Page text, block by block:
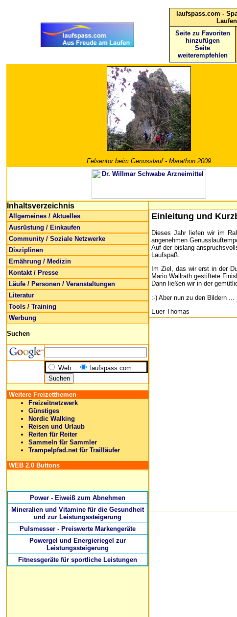
laufspass.com -
Seite zu Favoriten
hinzufügen
Seite
weiterempfehlen
Felsentor beim Genusslauf - Marathon 2009
Inhaltsverzeichnis
Allgemeines / Aktuelles
Ausrüstung / Einkaufen
Community / Soziale Netzwerke
Disziplinen
Ernährung / Medizin
Kontakt / Presse
Läufe / Personen / Veranstaltungen
Literatur
Tools / Training
Werbung
Suchen
Web laufspass.com
Weitere Freizetthemen
Freizeitnetzwerk
Günstiges
Nordic Walking
Reisen und Urlaub
Reiten für Reiter
Sammeln für Sammler
Trampelpfad.net für Trailläufer
WEB 2.0 Buttons
Power - Eiweiß zum Abnehmen
Mineralien und Vitamine für die Gesundheit
und zur Leistungssteigerung
Pulsmesser - Preiswerte Markengeräte
Powergel und Energieriegel zur
Leistungssteigerung
Fitnessgeräte für sportliche Leistungen
Einleitung und
Dieses Jahr liefen wir im
angenehmen
Auf der bislang
Laufspaß.
Im Ziel, das wir erst in der
Mario Wallrath gestiftete
Dann ließen wir in der
:-) Aber nun zu den Bildern ...
Euer Thomas